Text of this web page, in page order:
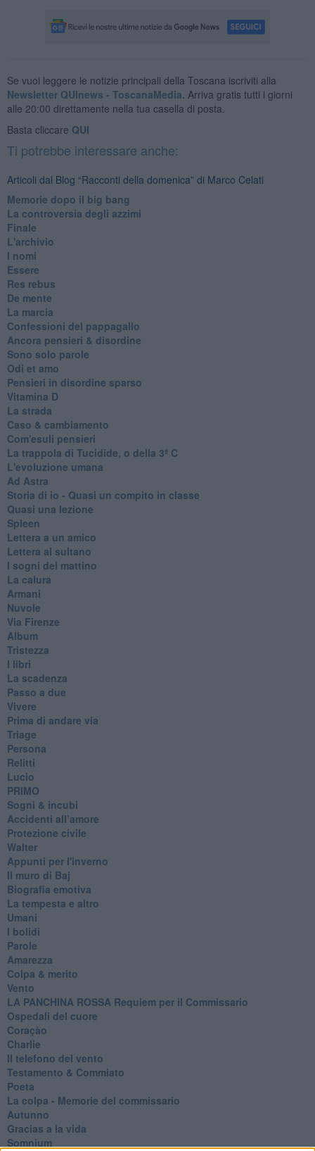
Se vuoi leggere le notizie principali della Toscana iscriviti alla
Newsletter QUInews - ToscanaMedia. Arriva gratis tutti i giorni
alle 20:00 direttamente nella tua casella di posta.
Basta cliccare QUI
Ti potrebbe interessare anche:
Articoli dal Blog “Racconti della domenica” di Marco Celati
Memorie dopo il big bang
La controversia degli azzimi
Finale
L'archivio
I nomi
Essere
Res rebus
De mente
La marcia
Confessioni del pappagallo
Ancora pensieri & disordine
Sono solo parole
Odi et amo
Pensieri in disordine sparso
Vitamina D
La strada
Caso & cambiamento
Com'esuli pensieri
La trappola di Tucidide, o della 3ª C
L'evoluzione umana
Ad Astra
Storia di io - Quasi un compito in classe
Quasi una lezione
Spleen
Lettera a un amico
Lettera al sultano
I sogni del mattino
La calura
Armani
Nuvole
Via Firenze
Album
Tristezza
I libri
La scadenza
Passo a due
Vivere
Prima di andare via
Triage
Persona
Relitti
Lucio
PRIMO
Sogni & incubi
Accidenti all’amore
Protezione civile
Walter
Appunti per l'inverno
Il muro di Baj
Biografia emotiva
La tempesta e altro
Umani
I bolidi
Parole
Amarezza
Colpa & merito
Vento
​LA PANCHINA ROSSA Requiem per il Commissario
Ospedali del cuore
Coraçào
Charlie
Il telefono del vento
Testamento & Commiato
Poeta
​La colpa - Memorie del commissario
Autunno
Gracias a la vida
Somnium